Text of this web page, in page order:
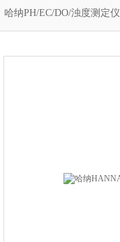
哈纳PH/EC/DO/浊度测定仪